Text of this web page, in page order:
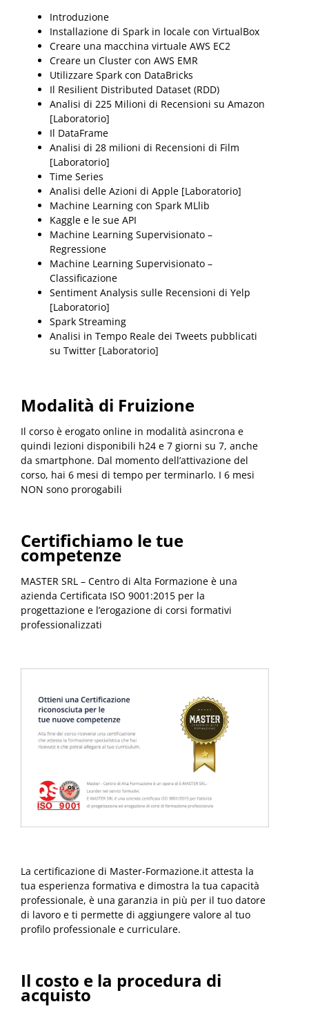
Introduzione
Installazione di Spark in locale con VirtualBox
Creare una macchina virtuale AWS EC2
Creare un Cluster con AWS EMR
Utilizzare Spark con DataBricks
Il Resilient Distributed Dataset (RDD)
Analisi di 225 Milioni di Recensioni su Amazon
[Laboratorio]
Il DataFrame
Analisi di 28 milioni di Recensioni di Film
[Laboratorio]
Time Series
Analisi delle Azioni di Apple [Laboratorio]
Machine Learning con Spark MLlib
Kaggle e le sue API
Machine Learning Supervisionato –
Regressione
Machine Learning Supervisionato –
Classificazione
Sentiment Analysis sulle Recensioni di Yelp
[Laboratorio]
Spark Streaming
Analisi in Tempo Reale dei Tweets pubblicati
su Twitter [Laboratorio]
Modalità di Fruizione
Il corso è erogato online in modalità asincrona e
quindi lezioni disponibili h24 e 7 giorni su 7, anche
da smartphone. Dal momento dell’attivazione del
corso, hai 6 mesi di tempo per terminarlo. I 6 mesi
NON sono prorogabili
Certifichiamo le tue
competenze
MASTER SRL – Centro di Alta Formazione è una
azienda Certificata ISO 9001:2015 per la
progettazione e l’erogazione di corsi formativi
professionalizzati
La certificazione di Master-Formazione.it attesta la
tua esperienza formativa e dimostra la tua capacità
professionale, è una garanzia in più per il tuo datore
di lavoro e ti permette di aggiungere valore al tuo
profilo professionale e curriculare.
Il costo e la procedura di
acquisto